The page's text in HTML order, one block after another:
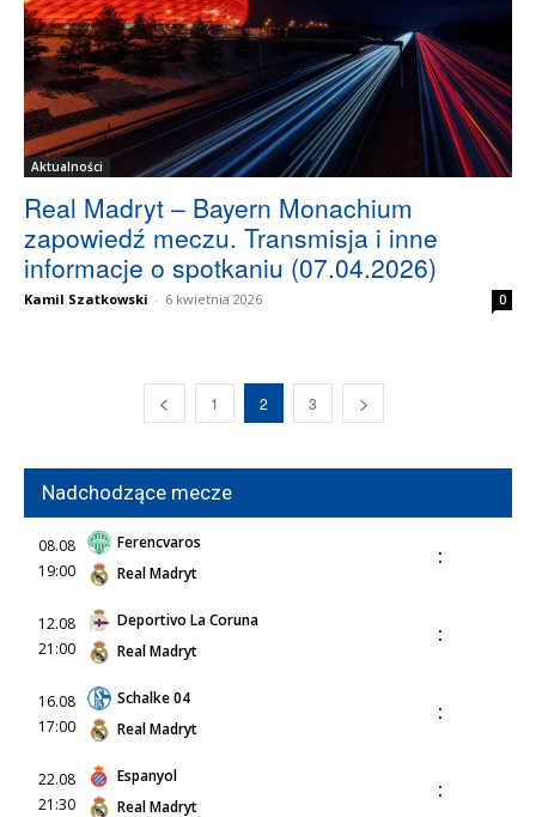
Aktualności
Real Madryt – Bayern Monachium
zapowiedź meczu. Transmisja i inne
informacje o spotkaniu (07.04.2026)
Kamil Szatkowski - 6 kwietnia 2026 0
1 2 3
Nadchodzące mecze
08.08
19:00
Ferencvaros
Real Madryt
:
12.08
21:00
Deportivo La Coruna
Real Madryt
:
16.08
17:00
Schalke 04
Real Madryt
:
22.08
21:30
Espanyol
Real Madryt
: